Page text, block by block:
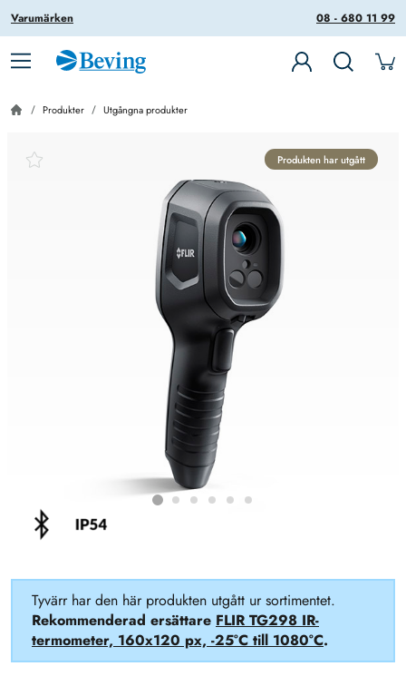
08 - 680 11 99
Varumärken
Produkter Utgångna produkter
Produkten har utgått
Tyvärr har den här produkten utgått ur sortimentet.
Rekommenderad ersättare FLIR TG298 IR-
termometer, 160x120 px, -25°C till 1080°C.